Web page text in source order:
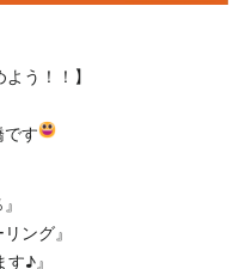
う！！】
す
ング』
♪』